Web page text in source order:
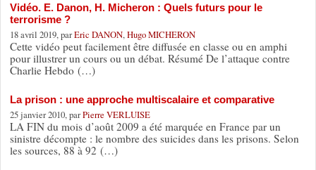
Vidéo. E. Danon, H. Micheron : Quels futurs pour le
terrorisme ?
18 avril 2019, parEric DANON, Hugo MICHERON
Cette vidéo peut facilement être diffusée en classe ou en amphi
pour illustrer un cours ou un débat. Résumé De l’attaque contre
Charlie Hebdo (…)
La prison : une approche multiscalaire et comparative
25 janvier 2010, parPierre VERLUISE
LA FIN du mois d’août 2009 a été marquée en France par un
sinistre décompte : le nombre des suicides dans les prisons. Selon
les sources, 88 à 92 (…)